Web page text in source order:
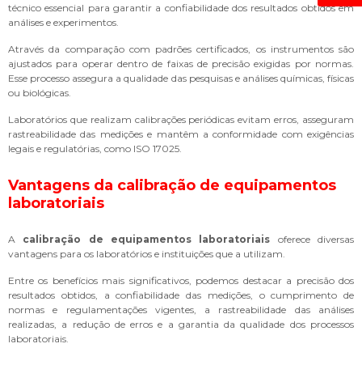
técnico essencial para garantir a confiabilidade dos resultados obtidos em
análises e experimentos.
Através da comparação com padrões certificados, os instrumentos são
ajustados para operar dentro de faixas de precisão exigidas por normas.
Esse processo assegura a qualidade das pesquisas e análises químicas, físicas
ou biológicas.
Laboratórios que realizam calibrações periódicas evitam erros, asseguram
rastreabilidade das medições e mantêm a conformidade com exigências
legais e regulatórias, como ISO 17025.
Vantagens da calibração de equipamentos
laboratoriais
A calibração de equipamentos laboratoriais oferece diversas
vantagens para os laboratórios e instituições que a utilizam.
Entre os benefícios mais significativos, podemos destacar a precisão dos
resultados obtidos, a confiabilidade das medições, o cumprimento de
normas e regulamentações vigentes, a rastreabilidade das análises
realizadas, a redução de erros e a garantia da qualidade dos processos
laboratoriais.